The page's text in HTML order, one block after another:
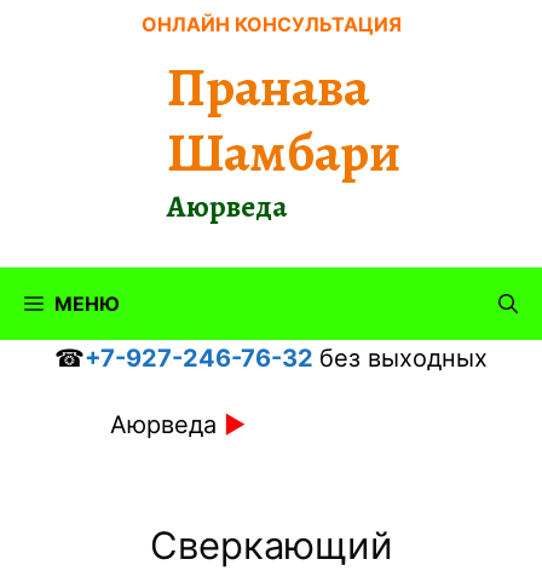
ОНЛАЙН КОНСУЛЬТАЦИЯ
Пранава
Шамбари
Аюрведа
МЕНЮ
☎+7-927-246-76-32 без выходных
Аюрведа ►
Сверкающий